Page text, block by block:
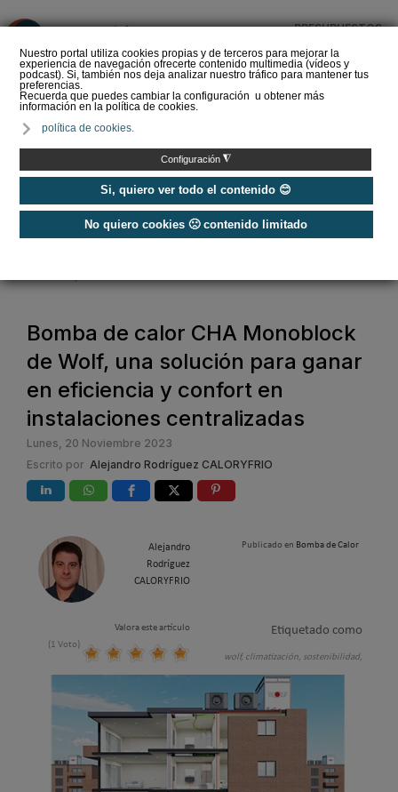
Nuestro portal utiliza cookies propias y de terceros para mejorar la
experiencia de navegación ofrecerte contenido multimedia (vídeos y
podcast). Si, también nos deja analizar nuestro tráfico para mantener tus
preferencias.
Recuerda que puedes cambiar la configuración u obtener más
información en la política de cookies.
política de cookies.
Configuración ◮
Si, quiero ver todo el contenido 😊
No quiero cookies 🙁 contenido limitado
PRESUPUESTOS
implantación para
calefacción y ACS
Calefacción / Bomba de calor
/
Bomba de calor CHA Monoblock
de Wolf, una solución para ganar
en eficiencia y confort en
instalaciones centralizadas
Lunes, 20 Noviembre 2023
Escrito por Alejandro Rodríguez CALORYFRIO
Alejandro
Rodríguez
CALORYFRIO
Publicado en Bomba de Calor
Valora este artículo
(1 Voto)
Etiquetado como
wolf, climatización, sostenibilidad,